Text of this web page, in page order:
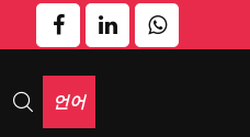
언어